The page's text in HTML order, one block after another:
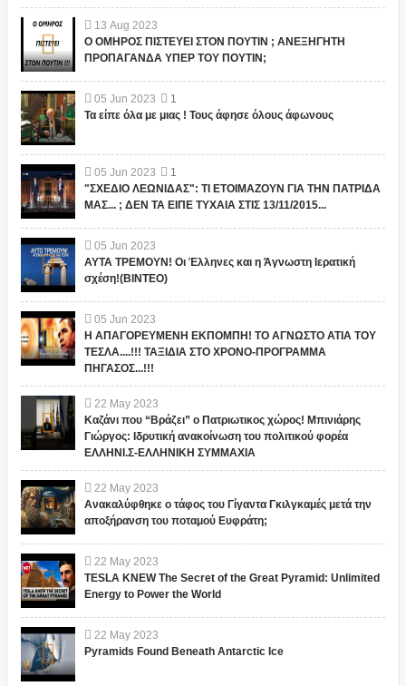
13 Aug 2023
Ο ΟΜΗΡΟΣ ΠΙΣΤΕΥΕΙ ΣΤΟΝ ΠΟΥΤΙΝ ; ΑΝΕΞΗΓΗΤΗ
ΠΡΟΠΑΓΑΝΔΑ ΥΠΕΡ ΤΟΥ ΠΟΥΤΙΝ;
05 Jun 2023
1
Τα είπε όλα με μιας ! Τους άφησε όλους άφωνους
05 Jun 2023
1
"ΣΧΕΔΙΟ ΛΕΩΝΙΔΑΣ": ΤΙ ΕΤΟΙΜΑΖΟΥΝ ΓΙΑ ΤΗΝ ΠΑΤΡΙΔΑ
ΜΑΣ... ; ΔΕΝ ΤΑ ΕΙΠΕ ΤΥΧΑΙΑ ΣΤΙΣ 13/11/2015...
05 Jun 2023
ΑΥΤΑ ΤΡΕΜΟΥΝ! Οι Έλληνες και η Άγνωστη Ιερατική
σχέση!(ΒΙΝΤΕΟ)
05 Jun 2023
Η ΑΠΑΓΟΡΕΥΜΕΝΗ ΕΚΠΟΜΠΗ! ΤΟ ΑΓΝΩΣΤΟ ΑΤΙΑ ΤΟΥ
ΤΕΣΛΑ....!!! ΤΑΞΙΔΙΑ ΣΤΟ ΧΡΟΝΟ-ΠΡΟΓΡΑΜΜΑ
ΠΗΓΑΣΟΣ...!!!
22 May 2023
Καζάνι που “Βράζει” ο Πατριωτικος χώρος! Μπινιάρης
Γιώργος: Ιδρυτική ανακοίνωση του πολιτικού φορέα
ΕΛΛΗΝΙ.Σ-ΕΛΛΗΝΙΚΗ ΣΥΜΜΑΧΙΑ
22 May 2023
Ανακαλύφθηκε ο τάφος του Γίγαντα Γκιλγκαμές μετά την
αποξήρανση του ποταμού Ευφράτη;
22 May 2023
TESLA KNEW The Secret of the Great Pyramid: Unlimited
Energy to Power the World
22 May 2023
Pyramids Found Beneath Antarctic Ice